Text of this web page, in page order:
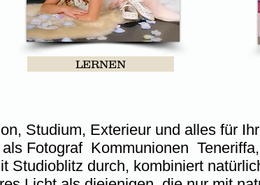
LERNEN
Studium, Exterieur und alles für
Fotograf Kommunionen
Studioblitz durch, kombiniert